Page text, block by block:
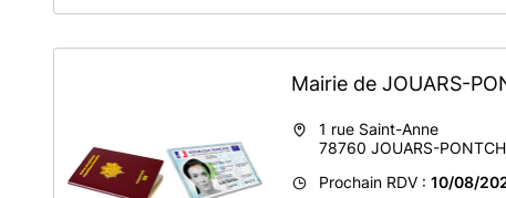
Mairie de JOUARS-
1 rue Saint-Anne
78760 JOUARS-
Prochain RDV : 10/08/